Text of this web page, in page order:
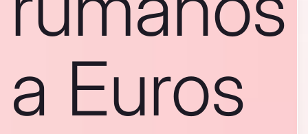
a Euros